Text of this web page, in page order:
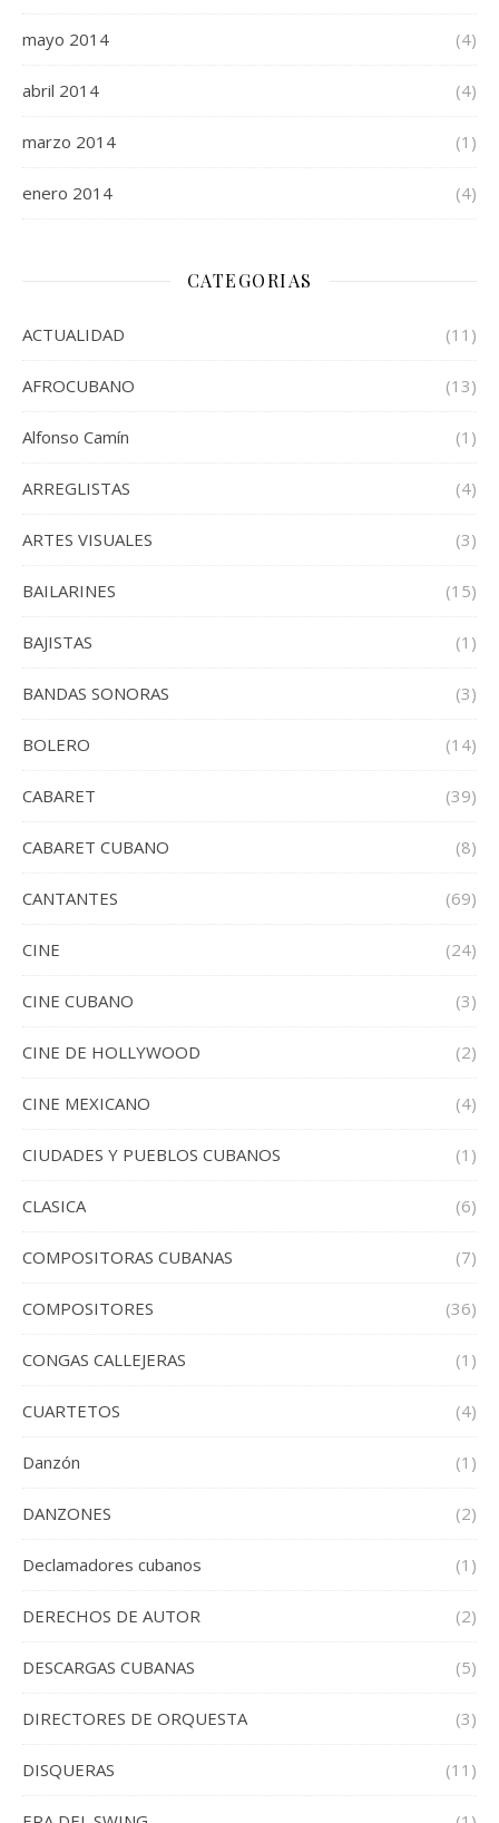
mayo 2014 (4)
abril 2014 (4)
marzo 2014 (1)
enero 2014 (4)
CATEGORIAS
ACTUALIDAD (11)
AFROCUBANO (13)
Alfonso Camín (1)
ARREGLISTAS (4)
ARTES VISUALES (3)
BAILARINES (15)
BAJISTAS (1)
BANDAS SONORAS (3)
BOLERO (14)
CABARET (39)
CABARET CUBANO (8)
CANTANTES (69)
CINE (24)
CINE CUBANO (3)
CINE DE HOLLYWOOD (2)
CINE MEXICANO (4)
CIUDADES Y PUEBLOS CUBANOS (1)
CLASICA (6)
COMPOSITORAS CUBANAS (7)
COMPOSITORES (36)
CONGAS CALLEJERAS (1)
CUARTETOS (4)
Danzón (1)
DANZONES (2)
Declamadores cubanos (1)
DERECHOS DE AUTOR (2)
DESCARGAS CUBANAS (5)
DIRECTORES DE ORQUESTA (3)
DISQUERAS (11)